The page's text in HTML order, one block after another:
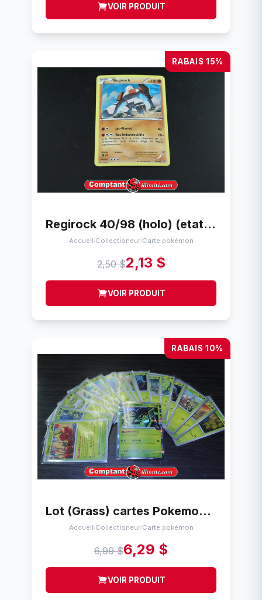
VOIR PRODUIT
RABAIS 15%
Regirock 40/98 (holo) (etat joue) Pokemon carte pokemon
Accueil/Collectioneur/Carte pokémon
2,50 $2,13 $
VOIR PRODUIT
RABAIS 10%
Lot (Grass) cartes Pokemon (18) Moitiee Coreen carte pokemon
Accueil/Collectioneur/Carte pokémon
6,99 $6,29 $
VOIR PRODUIT